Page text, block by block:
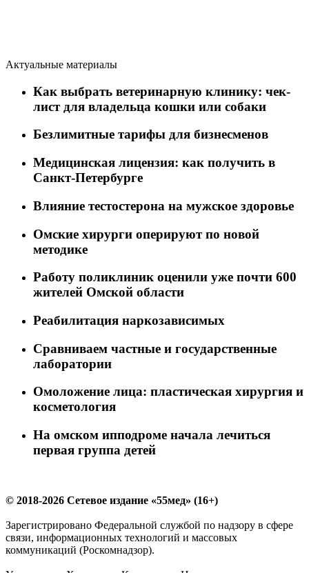
Актуальные материалы
Как выбрать ветеринарную клинику: чек-
лист для владельца кошки или собаки
Безлимитные тарифы для бизнесменов
Медицинская лицензия: как получить в
Санкт-Петербурге
Влияние тестостерона на мужское здоровье
Омские хирурги оперируют по новой
методике
Работу поликлиник оценили уже почти 600
жителей Омской области
Реабилитация наркозависимых
Сравниваем частные и государственные
лаборатории
Омоложение лица: пластическая хирургия и
косметология
На омском ипподроме начала лечиться
первая группа детей
© 2018-2026 Сетевое издание «55мед» (16+)
Зарегистрировано Федеральной службой по надзору в сфере
связи, информационных технологий и массовых
коммуникаций (Роскомнадзор).